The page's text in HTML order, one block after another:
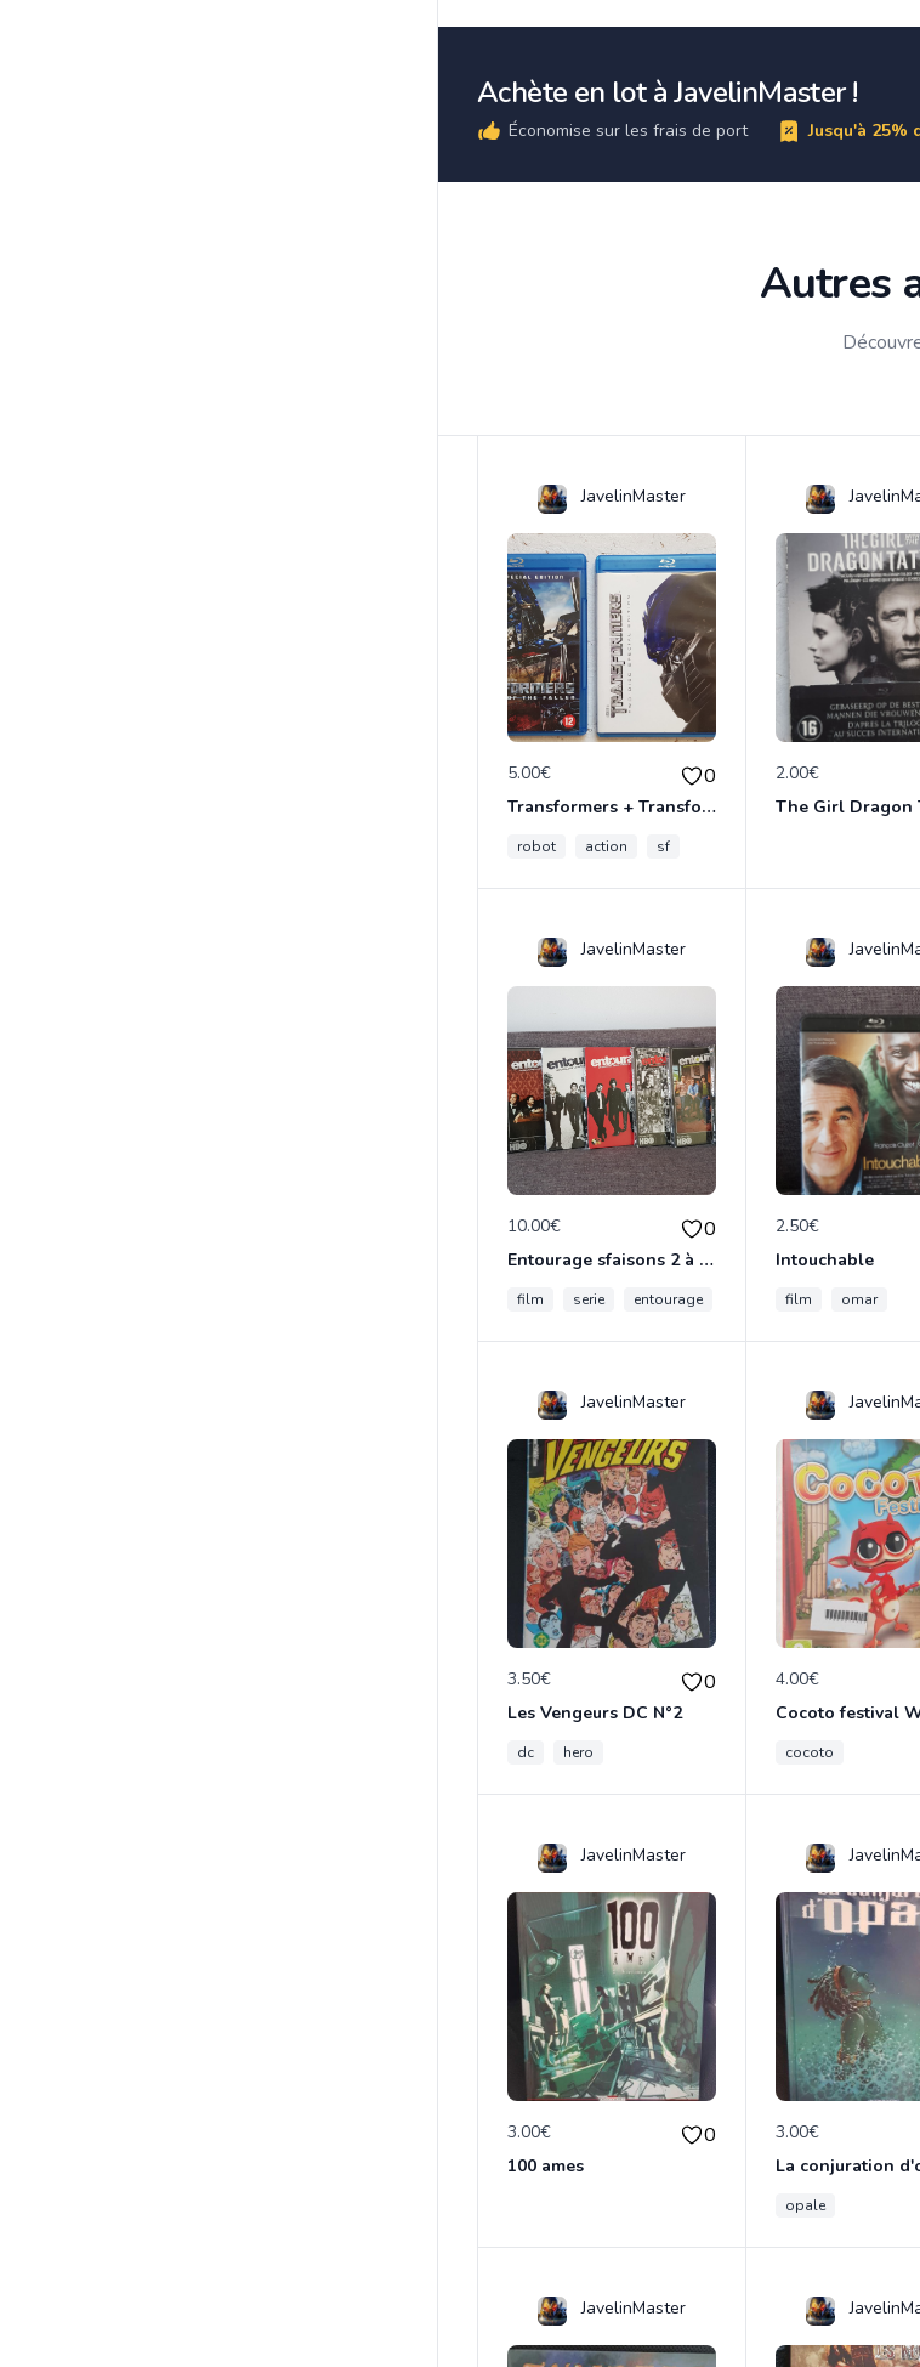
Achète en lot à JavelinMaster !
Économise sur les frais de port Jusqu'à 25%
Autres
JavelinMaster
5.00€ 0
Transformers + Transformers 2 : La Revanche
robot action sf
2.00€
JavelinMaster
10.00€ 0
Entourage sfaisons 2 à 8 en dvd
film serie entourage
2.50€
Intouchable
film omar
JavelinMaster
3.50€ 0
Les Vengeurs DC N°2
dc hero
4.00€
Cocoto festival
cocoto
JavelinMaster
3.00€ 0
100 ames
3.00€
La conjuration
opale
JavelinMaster